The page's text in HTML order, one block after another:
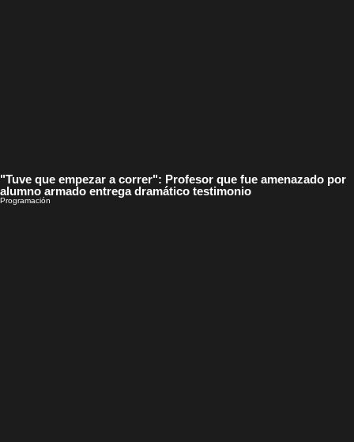
"Tuve que empezar a correr": Profesor que fue amenazado por
alumno armado entrega dramático testimonio
Programación